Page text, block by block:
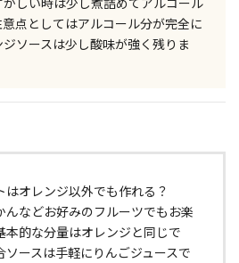
点としてはアルコール分が完全に
ソースは少し酸味が強く残りま
オレンジ以外でも作れる？
んなどお好みのフルーツでもお楽
本的な分量はオレンジと同じで
ースは手軽にりんごジュースで